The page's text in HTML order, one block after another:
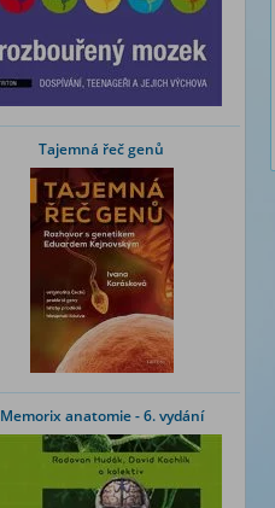
Tajemná řeč genů
Memorix anatomie - 6. vydání